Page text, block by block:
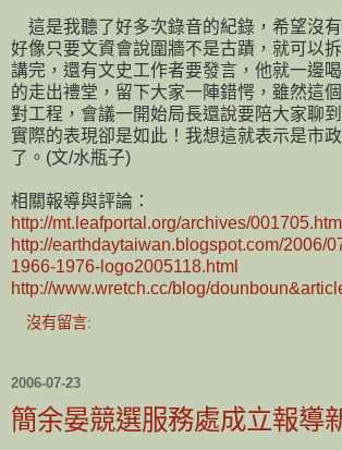
這是我聽了好多次錄音的紀錄，希望沒
好像只要文資會說圍牆不是古蹟，就可以
講完，還有文史工作者要發言，他就一邊
的走出禮堂，留下大家一陣錯愕，雖然這
對工程，會議一開始局長還說要陪大家聊
實際的表現卻是如此！我想這就表示是市
了。(文/水瓶子)
相關報導與評論：
http://mt.leafportal.org/archives/001705.html
http://earthdaytaiwan.blogspot.com/2006/
1966-1976-logo2005118.html
http://www.wretch.cc/blog/
沒有留言:
2006-07-23
簡余晏競選服務處成立報導